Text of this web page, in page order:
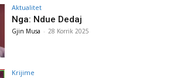
Aktualitet
Nga: Ndue Dedaj
Gjin Musa - 28 Korrik 2025
Krijime